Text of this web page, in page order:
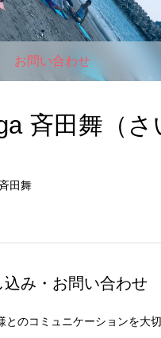
お問い合わせ
斉田舞（さ
田舞
込み・お問い合わせ
とのコミュニケーションを大